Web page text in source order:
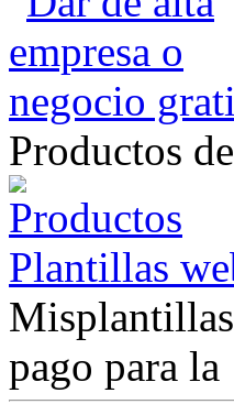
Productos
Plantillas
pago para la